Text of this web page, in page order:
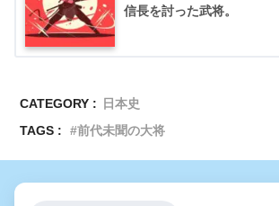
信長を討った武将。
CATEGORY :
日本史
TAGS :
前代未聞の大将